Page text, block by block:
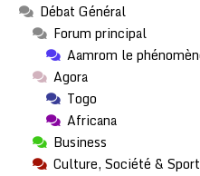
Débat Général
Forum principal
Aamrom le
Agora
Togo
Africana
Business
Culture, Société &